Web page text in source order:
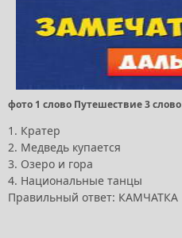
фото 1 слово Путешествие 3 слово
1. Кратер
2. Медведь купается
3. Озеро и гора
4. Национальные танцы
Правильный ответ: КАМЧАТКА